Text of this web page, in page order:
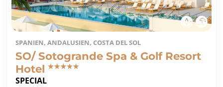
SPANIEN, ANDALUSIEN, COSTA DEL SOL
SO/ Sotogrande Spa & Golf Resort
Hotel
SPECIAL